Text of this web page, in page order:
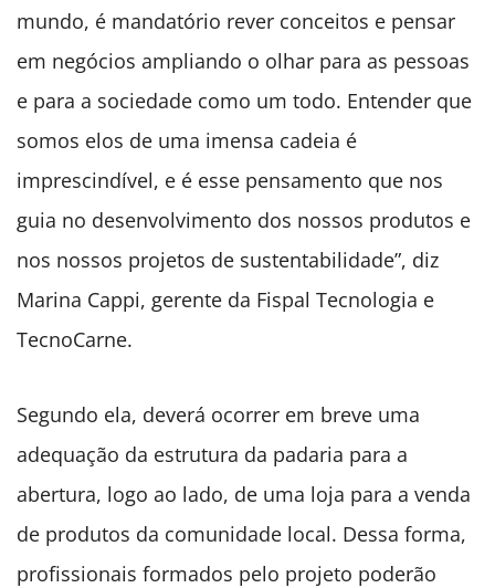
mundo, é mandatório rever conceitos e pensar
em negócios ampliando o olhar para as pessoas
e para a sociedade como um todo. Entender que
somos elos de uma imensa cadeia é
imprescindível, e é esse pensamento que nos
guia no desenvolvimento dos nossos produtos e
nos nossos projetos de sustentabilidade”, diz
Marina Cappi, gerente da Fispal Tecnologia e
TecnoCarne.
Segundo ela, deverá ocorrer em breve uma
adequação da estrutura da padaria para a
abertura, logo ao lado, de uma loja para a venda
de produtos da comunidade local. Dessa forma,
profissionais formados pelo projeto poderão